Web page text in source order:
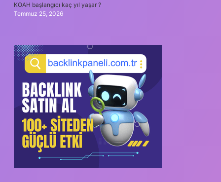
KOAH başlangıcı kaç yıl yaşar ?
Temmuz 25, 2026